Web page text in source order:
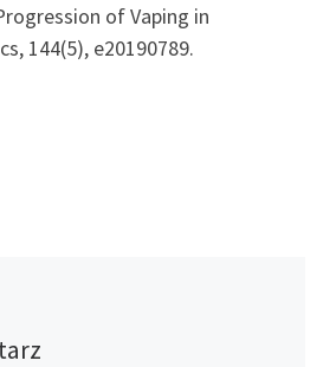
of Vaping in
144(5), e20190789.